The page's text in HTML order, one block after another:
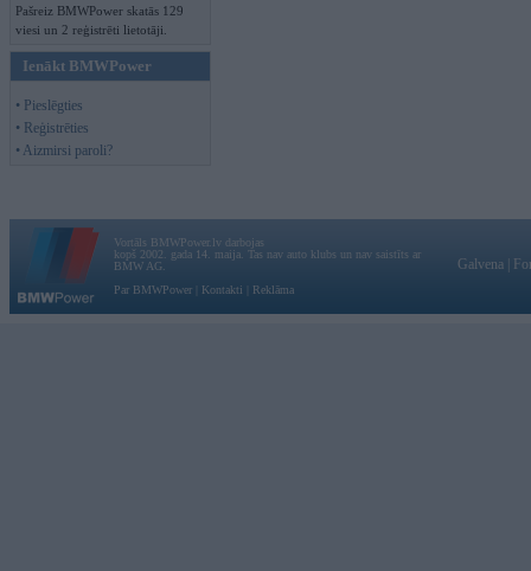
Pašreiz BMWPower skatās 129
viesi un 2 reģistrēti lietotāji.
Ienākt BMWPower
• Pieslēgties
• Reģistrēties
• Aizmirsi paroli?
Vortāls BMWPower.lv darbojas
kopš 2002. gada 14. maija. Tas nav auto klubs un nav saistīts ar
BMW AG.
Par BMWPower
Kontakti Reklāma
Galvena